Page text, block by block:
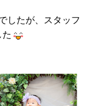
したが、スタッフ